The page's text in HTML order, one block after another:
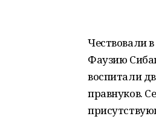
Чествовали
Фаузию
воспитали
правнуков.